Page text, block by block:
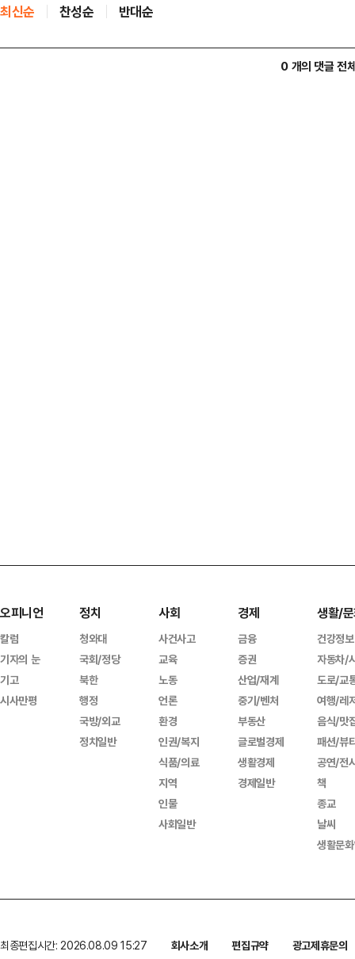
최신순 찬성순 반대순
0 개의 댓글 전
오피니언
칼럼
기자의 눈
기고
시사만평
정치
청와대
국회/정당
북한
행정
국방/외교
정치일반
사회
사건사고
교육
노동
언론
환경
인권/복지
식품/의료
지역
인물
사회일반
경제
금융
증권
산업/재계
중기/벤처
부동산
글로벌경제
생활경제
경제일반
생활/
건강정보
자동차/
도로/교
여행/레
음식/맛
패션/뷰
공연/전
책
종교
날씨
생활문
최종편집시간: 2026.08.09 15:27 회사소개 편집규약
광고제휴문의